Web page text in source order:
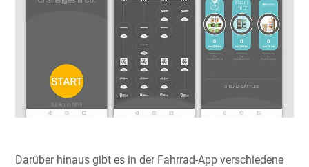
Darüber hinaus gibt es in der Fahrrad-App verschiedene